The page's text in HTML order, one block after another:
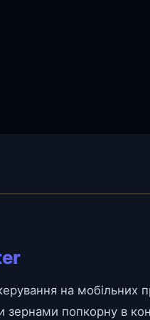
на мобільних
зернами попкорну в